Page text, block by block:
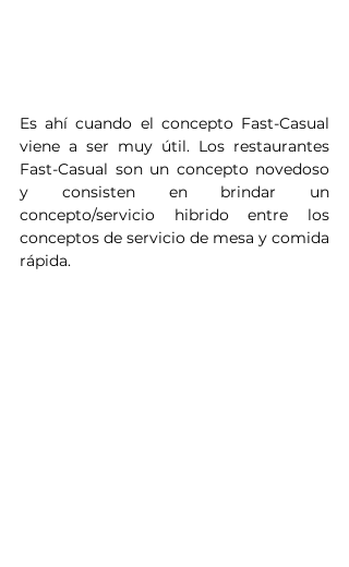
Es ahí cuando el concepto Fast-Casual
viene a ser muy útil. Los restaurantes
Fast-Casual son un concepto novedoso
y consisten en brindar un
concepto/servicio hibrido entre los
conceptos de servicio de mesa y comida
rápida.